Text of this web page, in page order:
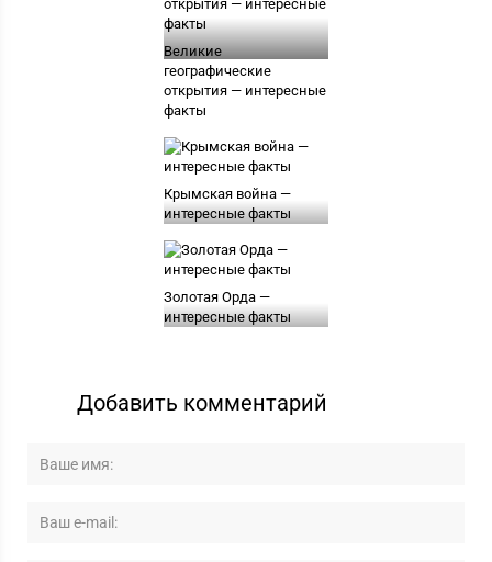
Великие
географические
открытия — интересные
факты
Крымская война —
интересные факты
Золотая Орда —
интересные факты
Добавить комментарий